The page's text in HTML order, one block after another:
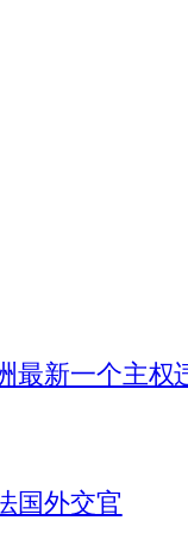
最新一个主权
国外交官